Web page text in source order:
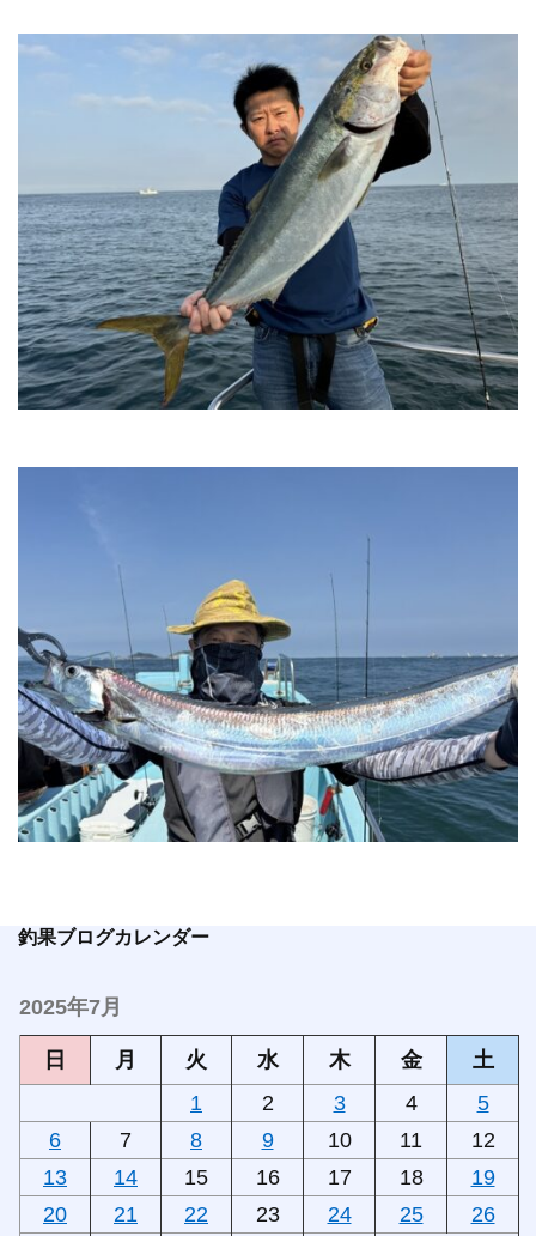
釣果ブログカレンダー
2025年7月
日 月 火 水 木 金
土
1
2 3 4
5
6
7 8 9 10 11
12
13
14 15 16 17 18
19
20
21 22 23 24 25 26